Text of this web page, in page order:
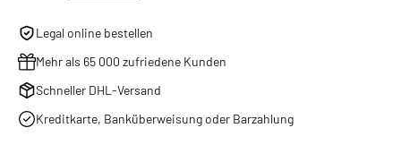
Legal online bestellen
Mehr als 65 000 zufriedene Kunden
Schneller DHL-Versand
Kreditkarte, Banküberweisung oder Barzahlung